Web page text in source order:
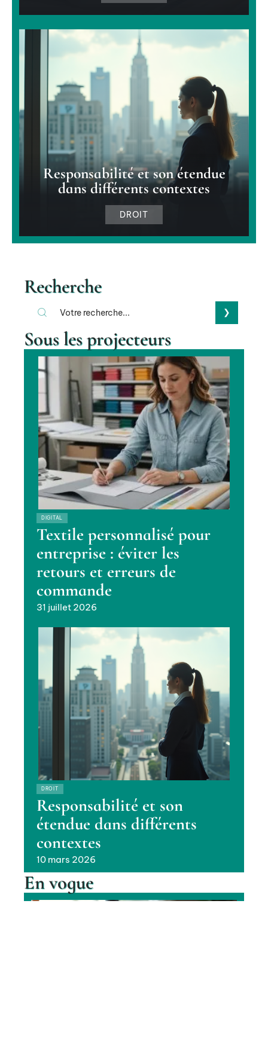
Responsabilité et son étendue
dans différents contextes
DROIT
Recherche
Sous les projecteurs
DIGITAL
Textile personnalisé pour
entreprise : éviter les
retours et erreurs de
commande
31 juillet 2026
DROIT
Responsabilité et son
étendue dans différents
contextes
10 mars 2026
En vogue